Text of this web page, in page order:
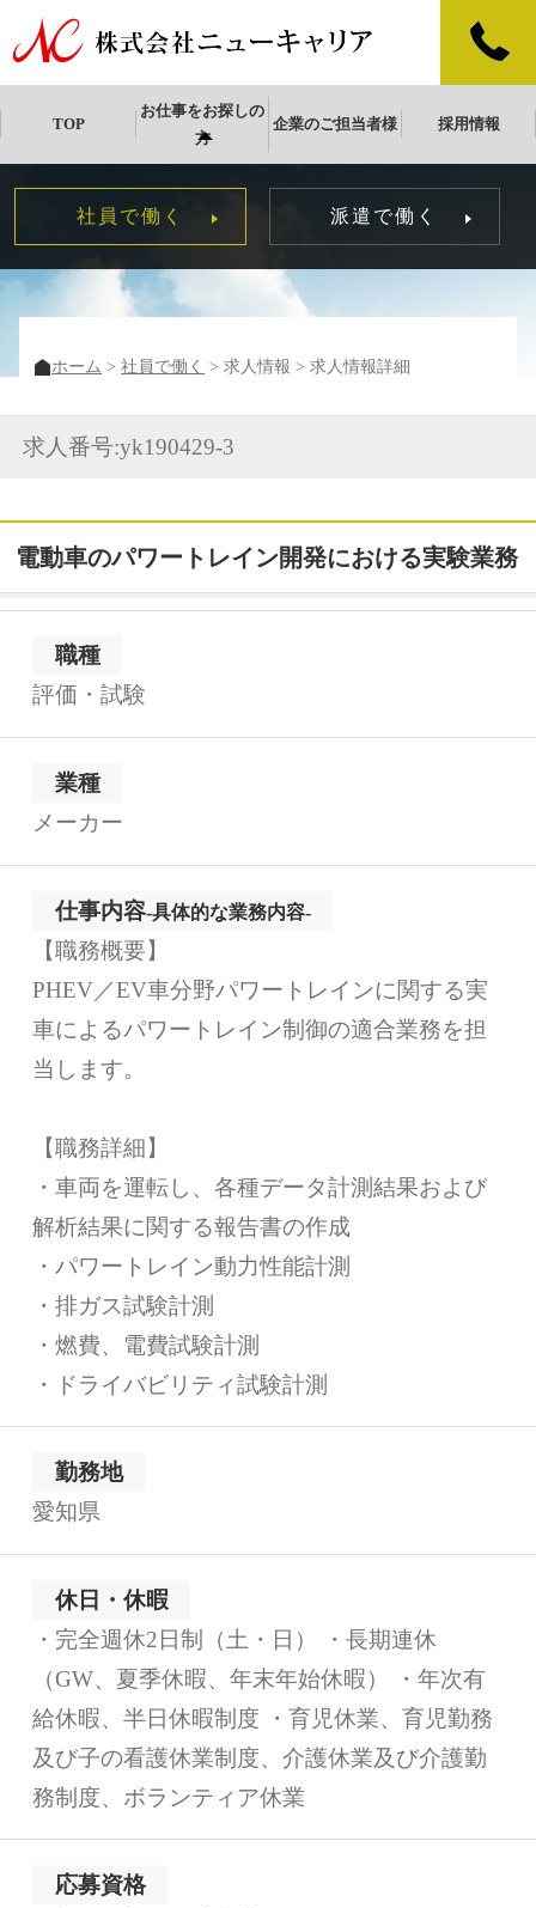
TOP
お仕事をお探しの
方
企業のご担当者様 採用情報
社員で働く 派遣で働く
ホーム 社員で働く 求人情報 求人情報詳細
求人番号:yk190429-3
電動車のパワートレイン開発における実験業務
職種
評価・試験
業種
メーカー
仕事内容-具体的な業務内容-
【職務概要】
PHEV／EV車分野パワートレインに関する実
車によるパワートレイン制御の適合業務を担
当します。
【職務詳細】
・車両を運転し、各種データ計測結果および
解析結果に関する報告書の作成
・パワートレイン動力性能計測
・排ガス試験計測
・燃費、電費試験計測
・ドライバビリティ試験計測
勤務地
愛知県
休日・休暇
・完全週休2日制（土・日） ・長期連休
（GW、夏季休暇、年末年始休暇） ・年次有
給休暇、半日休暇制度 ・育児休業、育児勤務
及び子の看護休業制度、介護休業及び介護勤
務制度、ボランティア休業
応募資格